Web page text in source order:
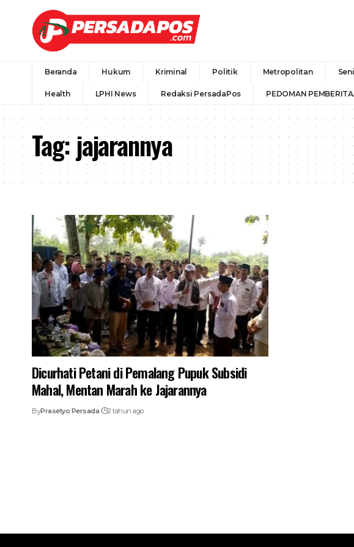
Beranda Hukum Kriminal Politik Metropolitan
Health LPHI News Redaksi PersadaPos PEDOMAN
Tag:jajarannya
Dicurhati Petani di Pemalang Pupuk Subsidi
Mahal, Mentan Marah ke Jajarannya
ByPrasetyo Persada 2 tahun ago